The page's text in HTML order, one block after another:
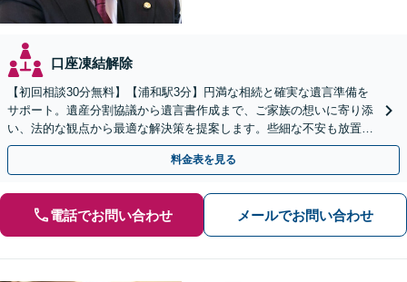
口座凍結解除
【初回相談30分無料】【浦和駅3分】円満な相続と確実な遺言準備を
サポート。遺産分割協議から遺言書作成まで、ご家族の想いに寄り添
い、法的な観点から最適な解決策を提案します。些細な不安も放置せ
ず、親族間のトラブルに発展する前にまずは弁護士へ
料金表を見る
電話でお問い合わせ メールでお問い合わせ